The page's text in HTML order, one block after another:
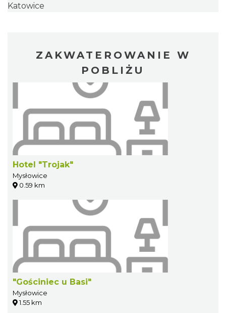
Katowice
ZAKWATEROWANIE W
POBLIŻU
Hotel "Trojak"
Mysłowice
0.59 km
"Gościniec u Basi"
Mysłowice
1.55 km